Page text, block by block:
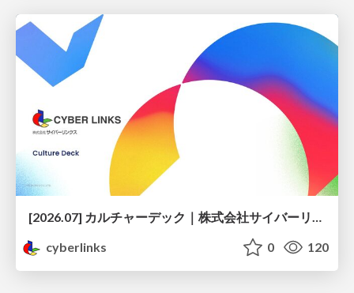
cyberlinks
0 120